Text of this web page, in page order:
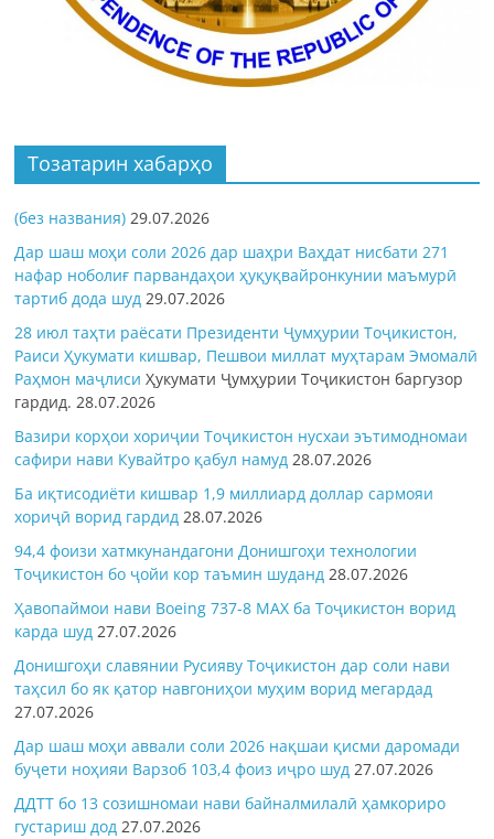
Тозатарин хабарҳо
(без названия) 29.07.2026
Дар шаш моҳи соли 2026 дар шаҳри Ваҳдат нисбати 271
нафар ноболиғ парвандаҳои ҳуқуқвайронкунии маъмурӣ
тартиб дода шуд 29.07.2026
28 июл таҳти раёсати Президенти Ҷумҳурии Тоҷикистон,
Раиси Ҳукумати кишвар, Пешвои миллат муҳтарам Эмомалӣ
Раҳмон маҷлисиҲукумати Ҷумҳурии Тоҷикистон баргузор
гардид.28.07.2026
Вазири корҳои хориҷии Тоҷикистон нусхаи эътимодномаи
сафири нави Кувайтро қабул намуд 28.07.2026
Ба иқтисодиёти кишвар 1,9 миллиард доллар сармояи
хориҷӣ ворид гардид 28.07.2026
94,4 фоизи хатмкунандагони Донишгоҳи технологии
Тоҷикистон бо ҷойи кор таъмин шуданд 28.07.2026
Ҳавопаймои нави Boeing 737-8 MAX ба Тоҷикистон ворид
карда шуд 27.07.2026
Донишгоҳи славянии Русияву Тоҷикистон дар соли нави
таҳсил бо як қатор навгониҳои муҳим ворид мегардад
27.07.2026
Дар шаш моҳи аввали соли 2026 нақшаи қисми даромади
буҷети ноҳияи Варзоб 103,4 фоиз иҷро шуд 27.07.2026
ДДТТ бо 13 созишномаи нави байналмилалӣ ҳамкориро
густариш дод 27.07.2026